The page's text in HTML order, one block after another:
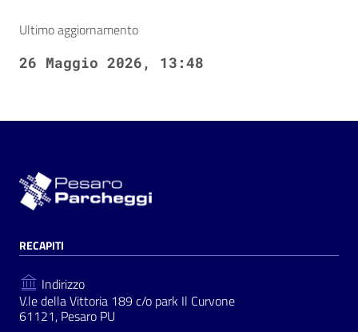
Ultimo aggiornamento
26 Maggio 2026, 13:48
RECAPITI
Indirizzo
V.le della Vittoria 189 c/o park Il Curvone
61121, Pesaro PU